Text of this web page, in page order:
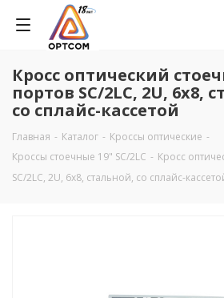
Кросс оптический
портов SC/2LC, 2U, 6х8,
со сплайс-кассетой
Главная - Каталог - Кроссы оптические -
Кроссы стоечные 19" SC/2LC - Кросс
SC/2LC, 2U, 6х8, стальной, со сплайс-